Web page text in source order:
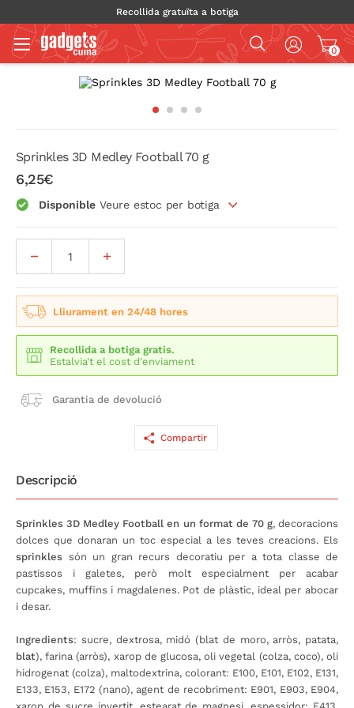
Recollida gratuïta a botiga
0
Sprinkles 3D Medley Football 70 g
6,25€
Disponible Veure estoc per botiga
Lliurament en 24/48 hores
Recollida a botiga gratis.
Estalvia't el cost d'enviament
Garantia de devolució
Compartir
Descripció
Sprinkles 3D Medley Football en un format de 70 g, decoracions
dolces que donaran un toc especial a les teves creacions. Els
sprinkles són un gran recurs decoratiu per a tota classe de
pastissos i galetes, però molt especialment per acabar
cupcakes, muffins i magdalenes. Pot de plàstic, ideal per abocar
i desar.
Ingredients: sucre, dextrosa, midó (blat de moro, arròs, patata,
blat), farina (arròs), xarop de glucosa, oli vegetal (colza, coco), oli
hidrogenat (colza), maltodextrina, colorant: E100, E101, E102, E131,
E133, E153, E172 (nano), agent de recobriment: E901, E903, E904,